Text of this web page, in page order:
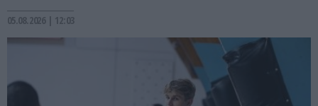
05.08.2026 | 12:03